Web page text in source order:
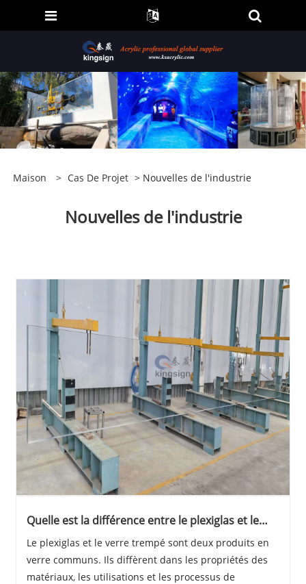
Maison > Cas De Projet > Nouvelles de l'industrie
Nouvelles de l'industrie
Quelle est la différence entre le plexiglas et le
Le plexiglas et le verre trempé sont deux produits en
verre communs. Ils diffèrent dans les propriétés des
matériaux, les utilisations et les processus de